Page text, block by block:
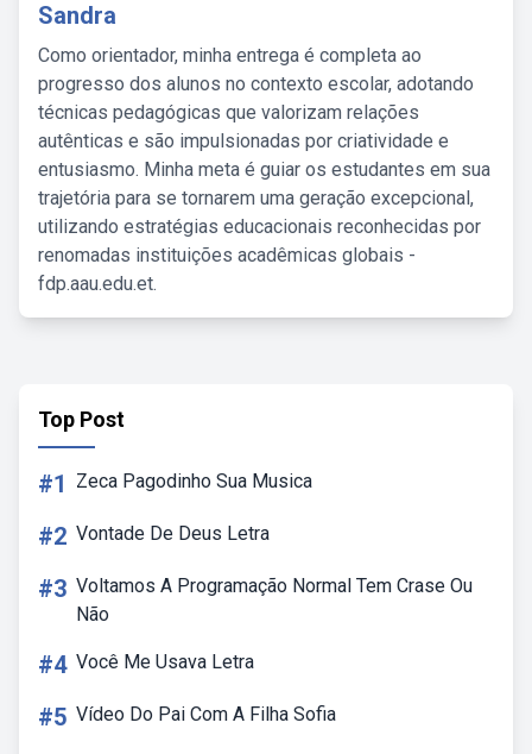
Sandra
Como orientador, minha entrega é completa ao
progresso dos alunos no contexto escolar, adotando
técnicas pedagógicas que valorizam relações
autênticas e são impulsionadas por criatividade e
entusiasmo. Minha meta é guiar os estudantes em sua
trajetória para se tornarem uma geração excepcional,
utilizando estratégias educacionais reconhecidas por
renomadas instituições acadêmicas globais -
fdp.aau.edu.et.
Top Post
#1 Zeca Pagodinho Sua Musica
#2 Vontade De Deus Letra
#3 Voltamos A Programação Normal Tem Crase Ou
Não
#4 Você Me Usava Letra
#5 Vídeo Do Pai Com A Filha Sofia